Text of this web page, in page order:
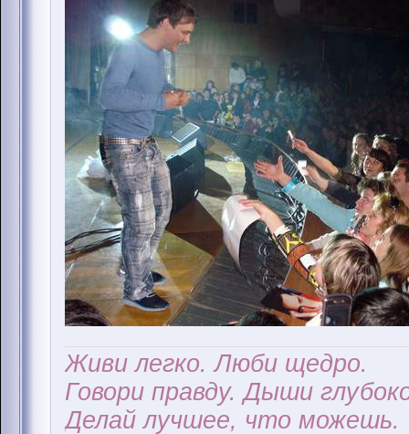
Живи легко. Люби щедро.
Говори правду. Дыши
Делай лучшее, что можешь.